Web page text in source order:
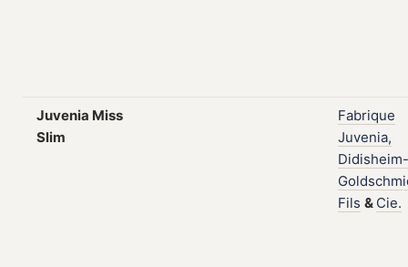
Juvenia Miss
Slim
Fabrique
Juvenia,
Didisheim-
Fils & Cie.